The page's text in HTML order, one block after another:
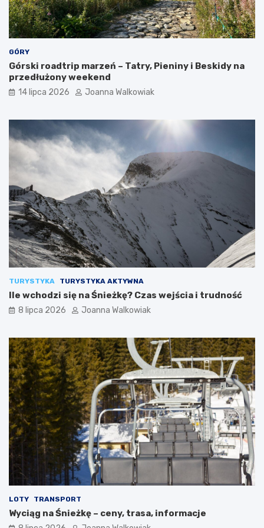
GÓRY
Górski roadtrip marzeń – Tatry, Pieniny i Beskidy na
przedłużony weekend
14 lipca 2026 Joanna Walkowiak
TURYSTYKA TURYSTYKA AKTYWNA
Ile wchodzi się na Śnieżkę? Czas wejścia i trudność
8 lipca 2026 Joanna Walkowiak
LOTY TRANSPORT
Wyciąg na Śnieżkę – ceny, trasa, informacje